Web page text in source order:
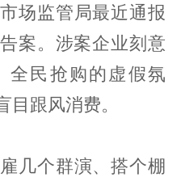
场监管局最近通报
案。涉案企业刻意
全民抢购的虚假氛
目跟风消费。
几个群演、搭个棚